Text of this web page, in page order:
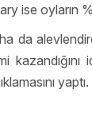
ise oyların
da
yaptı.